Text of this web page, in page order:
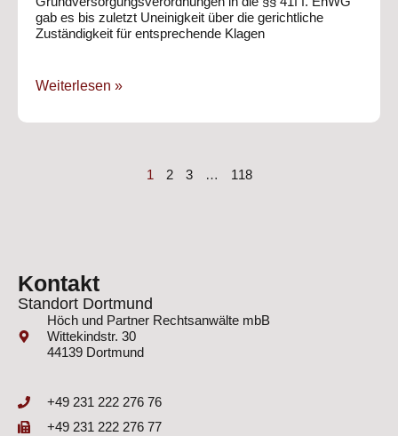
gab es bis zuletzt Uneinigkeit über die gerichtliche
Zuständigkeit für entsprechende Klagen
Weiterlesen »
1 2 3 … 118
Kontakt
Standort Dortmund
Höch und Partner Rechtsanwälte mbB
Wittekindstr. 30
44139 Dortmund
+49 231 222 276 76
+49 231 222 276 77